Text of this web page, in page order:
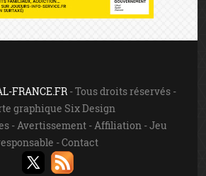
FRANCE.FR- Tous droits réservés -
graphique Six Design
- Avertissement- Affiliation -Jeu
-Contact